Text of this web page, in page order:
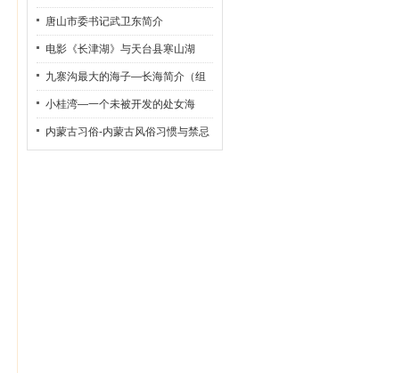
史
唐山市委书记武卫东简介
电影《长津湖》与天台县寒山湖
九寨沟最大的海子—长海简介（组
图）
小桂湾—一个未被开发的处女海
内蒙古习俗-内蒙古风俗习惯与禁忌